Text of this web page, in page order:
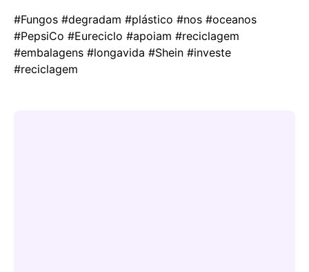
#Fungos #degradam #plástico #nos #oceanos
#PepsiCo #Eureciclo #apoiam #reciclagem
#embalagens #longavida #Shein #investe
#reciclagem